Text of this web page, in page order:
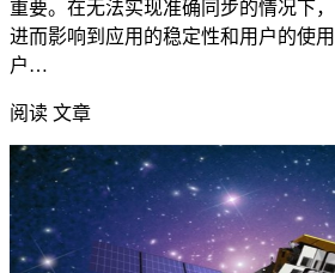
重要。在无法实现准确同步的情况下
进而影响到应用的稳定性和用户的使
户…
阅读 文章